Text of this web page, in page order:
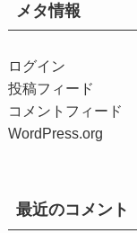
メタ情報
ログイン
投稿フィード
コメントフィード
WordPress.org
最近のコメント